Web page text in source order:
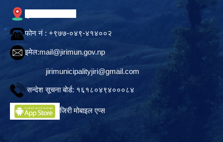
फोन नं‍ : +९७७-०४९-४१४००२
इमेल:mail@jirimun.gov.np
jirimunicipalityjiri@gmail.com
सन्देश सूचना बोर्ड: १६१८०४९४०००८४
जिरी मोबाइल एप्स